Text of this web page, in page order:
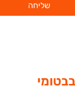
שליחה